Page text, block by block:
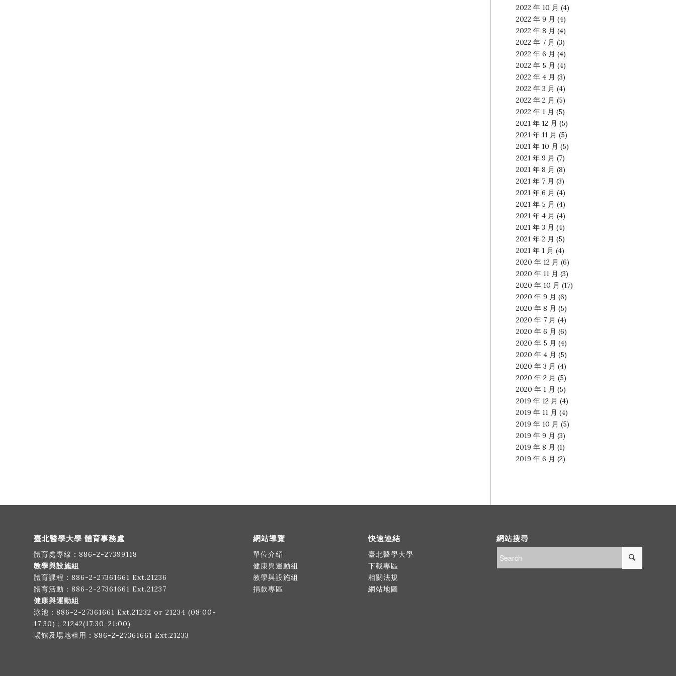
2022 年 10 月 (4)
2022 年 9 月 (4)
2022 年 8 月 (4)
2022 年 7 月 (3)
2022 年 6 月 (4)
2022 年 5 月 (4)
2022 年 4 月 (3)
2022 年 3 月 (4)
2022 年 2 月 (5)
2022 年 1 月 (5)
2021 年 12 月 (5)
2021 年 11 月 (5)
2021 年 10 月 (5)
2021 年 9 月 (7)
2021 年 8 月 (8)
2021 年 7 月 (3)
2021 年 6 月 (4)
2021 年 5 月 (4)
2021 年 4 月 (4)
2021 年 3 月 (4)
2021 年 2 月 (5)
2021 年 1 月 (4)
2020 年 12 月 (6)
2020 年 11 月 (3)
2020 年 10 月 (17)
2020 年 9 月 (6)
2020 年 8 月 (5)
2020 年 7 月 (4)
2020 年 6 月 (6)
2020 年 5 月 (4)
2020 年 4 月 (5)
2020 年 3 月 (4)
2020 年 2 月 (5)
2020 年 1 月 (5)
2019 年 12 月 (4)
2019 年 11 月 (4)
2019 年 10 月 (5)
2019 年 9 月 (3)
2019 年 8 月 (1)
2019 年 6 月 (2)
臺北醫學大學 體育事務處
體育處專線： 886-2-27399118
教學與設施組
體育課程： 886-2-27361661 Ext.21236
體育活動： 886-2-27361661 Ext.21237
健康與運動組
泳池： 886-2-27361661 Ext.21232 or 21234 (08:00-
17:30)；21242(17:30-21:00)
場館及場地租用： 886-2-27361661 Ext.21233
網站導覽
單位介紹
健康與運動組
教學與設施組
捐款專區
快速連結
臺北醫學大學
下載專區
相關法規
網站地圖
網站搜尋